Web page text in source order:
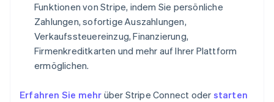
Funktionen von Stripe, indem Sie persönliche
Zahlungen, sofortige Auszahlungen,
Verkaufssteuereinzug, Finanzierung,
Firmenkreditkarten und mehr auf Ihrer Plattform
ermöglichen.
Erfahren Sie mehr über Stripe Connect oder starten